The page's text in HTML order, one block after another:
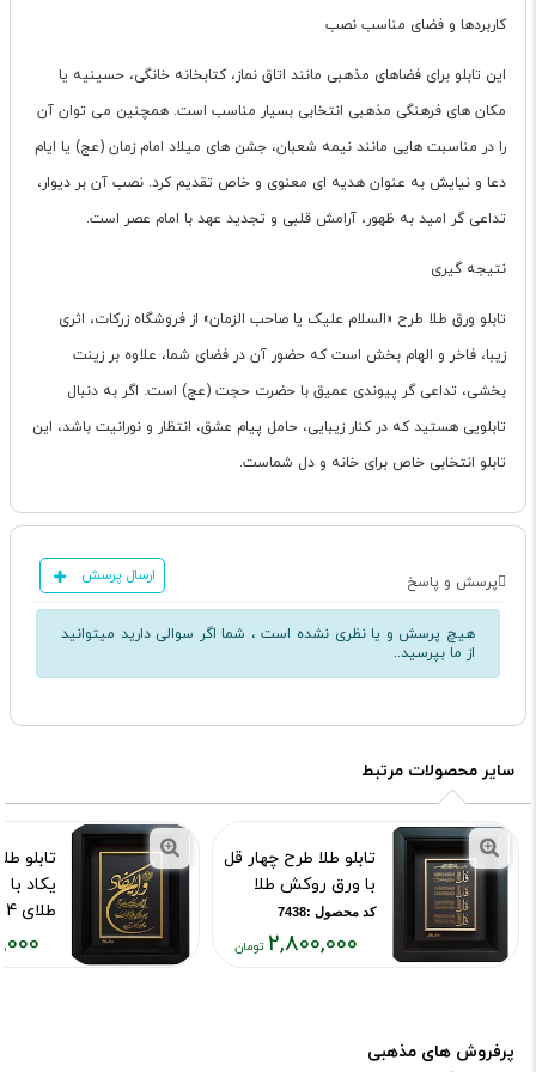
کاربردها و فضای مناسب نصب
این تابلو برای فضاهای مذهبی مانند اتاق نماز، کتابخانه خانگی، حسینیه یا
مکان های فرهنگی مذهبی انتخابی بسیار مناسب است. همچنین می توان آن
را در مناسبت هایی مانند نیمه شعبان، جشن های میلاد امام زمان (عج) یا ایام
دعا و نیایش به عنوان هدیه ای معنوی و خاص تقدیم کرد. نصب آن بر دیوار،
تداعی گر امید به ظهور، آرامش قلبی و تجدید عهد با امام عصر است.
نتیجه گیری
تابلو ورق طلا طرح «السلام علیک یا صاحب الزمان» از فروشگاه زرکات، اثری
زیبا، فاخر و الهام بخش است که حضور آن در فضای شما، علاوه بر زینت
بخشی، تداعی گر پیوندی عمیق با حضرت حجت (عج) است. اگر به دنبال
تابلویی هستید که در کنار زیبایی، حامل پیام عشق، انتظار و نورانیت باشد، این
تابلو انتخابی خاص برای خانه و دل شماست.
پرسش و پاسخ ارسال پرسش
هیچ پرسش و یا نظری نشده است ، شما اگر سوالی دارید میتوانید
از ما بپرسید..
سایر محصولات مرتبط
تابلو طلا طرح چهار قل
با ورق روکش طلا
کد محصول :7438
2,800,000
تومان
تابلو
یکاد
طلای 24 عیار
کد محصول
پرفروش های مذهبی